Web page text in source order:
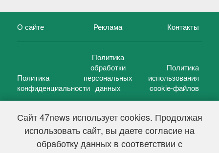
Сайт 47news использует cookies. Продолжая
использовать сайт, вы даете согласие на
обработку данных в соответствии с
О сайте Реклама Контакты
Политика
конфиденциальности
Политика
обработки
персональных
данных
Политика
использования
cookie-файлов
47 новостей (47 news)2005 — 2026 г.
Свидетельство о регистрации СМИ Эл № ФС 77-39848, выдано